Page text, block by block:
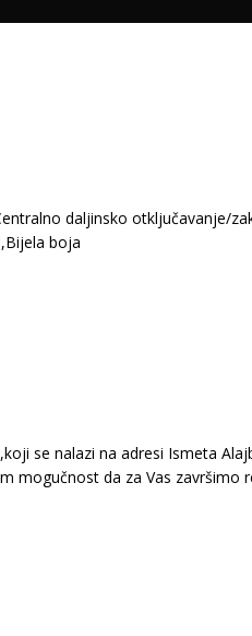
otključavanje/
boja
se nalazi na adresi Ismeta
mogučnost da za Vas